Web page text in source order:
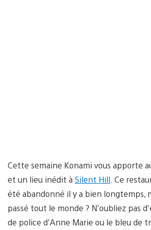
Cette semaine Konami vous apporte
et un lieu inédit à Silent Hill . Ce
été abandonné il y a bien longtemps,
passé tout le monde ? N’oubliez pas
de police d’Anne Marie ou le bleu de